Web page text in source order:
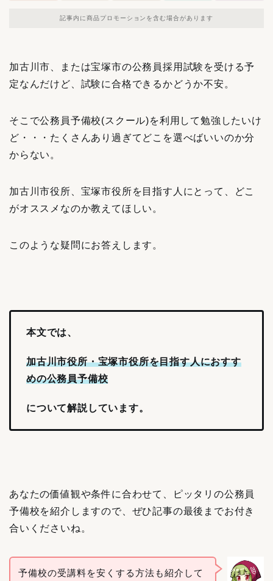
記事内に商品プロモーションを含む場合があります
加古川市、または宝塚市の公務員採用試験を受ける予
定なんだけど、試験に合格できるかどうか不安。
そこで公務員予備校(スクール)を利用して勉強したいけ
ど・・・たくさんあり過ぎてどこを選べばいいのか分
からない。
加古川市役所、宝塚市役所を目指す人にとって、どこ
がオススメなのか教えてほしい。
このような疑問にお答えします。
本文では、
加古川市役所・宝塚市役所を目指す人におすす
めの公務員予備校
について解説しています。
あなたの価値観や条件に合わせて、ピッタリの公務員
予備校を紹介しますので、ぜひ記事の最後までお付き
合いくださいね。
予備校の受講料を安くする方法も紹介して